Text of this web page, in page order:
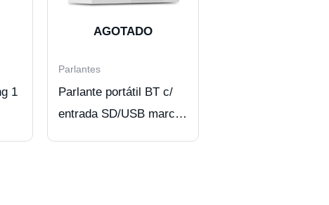
AGOTADO
Parlantes
Parlante portátil BT c/
entrada SD/USB marca